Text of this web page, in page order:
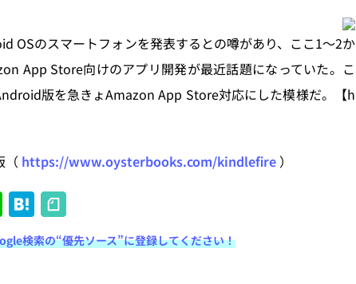
OSのスマートフォンを発表するとの噂があり、ここ1〜2か
App Store向けのアプリ開発が最近話題になっていた。こ
版を急きょAmazon App Store対応にした模様だ。【h
（ https://www.oysterbooks.com/kindlefire ）
Li
n
e
H
at
e
検索の“優先ソース”に登録してください！